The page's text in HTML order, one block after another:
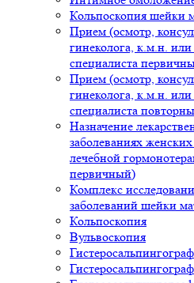
Кольпоскопия шейки
Прием (осмотр,
гинеколога, к.м.н.
специалиста
Прием (осмотр,
гинеколога, к.м.н.
специалиста
Назначение
заболеваниях
лечебной
первичный)
Комплекс
заболеваний шейки
Кольпоскопия
Вульвоскопия